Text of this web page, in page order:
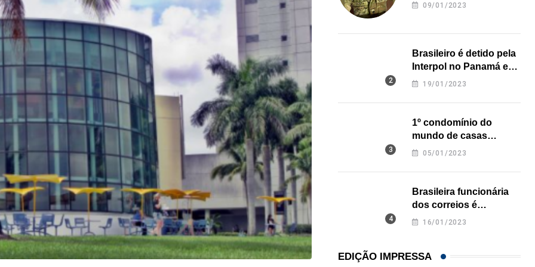
09/01/2023
Brasileiro é detido pela
Interpol no Panamá e
pode pegar prisão
19/01/2023
1º condomínio do
mundo de casas
impressas em 3D é
05/01/2023
Brasileira funcionária
dos correios é
assassinada a facadas
16/01/2023
EDIÇÃO IMPRESSA